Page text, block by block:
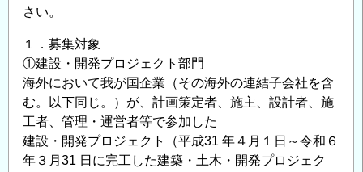
さい。
１．募集対象
①建設・開発プロジェクト部門
海外において我が国企業（その海外の連結子会社を含
む。以下同じ。）が、計画策定者、施主、設計者、施
工者、管理・運営者等で参加した
建設・開発プロジェクト（平成31 年４月１日～令和６
年３月31 日に完工した建築・土木・開発プロジェク